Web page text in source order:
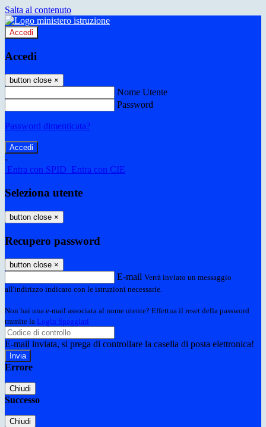
Salta al contenuto
Accedi
Accedi
button close ×
Nome Utente
Password
Password dimenticata?
-
Entra con SPID Entra con CIE
Seleziona utente
button close ×
Recupero password
button close ×
E-mail Verrà inviato un messaggio
all'indirizzo indicato con le istruzioni necessarie.
Non hai una e-mail associata al nome utente? Effettua il reset della password
tramite la Login Spaggiari
E-mail inviata, si prega di controllare la casella di posta elettronica!
Errore
Chiudi
Successo
Chiudi